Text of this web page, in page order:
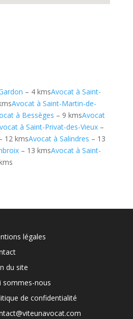
– 4 kmsAvocat à Saint-
Avocat à Saint-Martin-de-
à Bessèges – 9 kmsAvocat
à Saint-Privat-des-Vieux–
12 kmsAvocat à Salindres – 13
– 13 kmsAvocat à Saint-
légales
du site
sommes-nous
de confidentialité